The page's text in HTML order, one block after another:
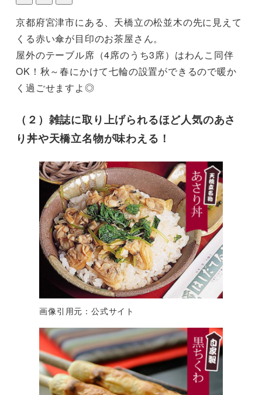
京都府宮津市にある、天橋立の松並木の先に見えて
くる赤い傘が目印のお茶屋さん。
屋外のテーブル席（4席のうち3席）はわんこ同伴
OK！秋～春にかけて七輪の設置ができるので暖か
く過ごせますよ◎
（２）雑誌に取り上げられるほど人気のあさ
り丼や天橋立名物が味わえる！
画像引用元：公式サイト